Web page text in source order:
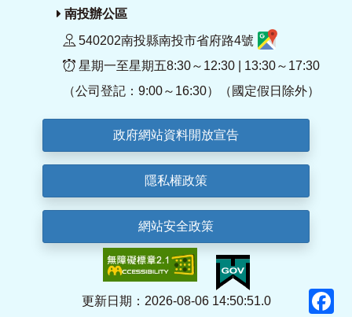
南投辦公區
540202南投縣南投市省府路4號
星期一至星期五8:30～12:30 | 13:30～17:30
（公司登記：9:00～16:30）（國定假日除外）
政府網站資料開放宣告
隱私權政策
網站安全政策
更新日期：2026-08-06 14:50:51.0